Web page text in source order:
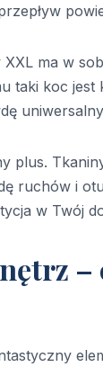
ma w
taki koc
plus.
ruchów i
w Twój